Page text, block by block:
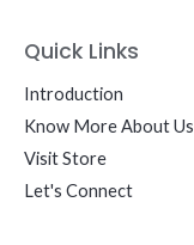
Quick Links
Introduction
Know More About Us
Visit Store
Let's Connect